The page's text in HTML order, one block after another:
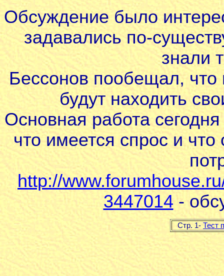
Обсуждение было
задавались по-
знали
Бессонов пообещал,
будут находить
Основная работа
что имеется спрос и
http://
3447014-
Стр. 1- Тест